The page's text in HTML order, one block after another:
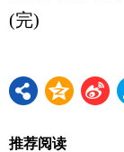
(完)
推荐阅读